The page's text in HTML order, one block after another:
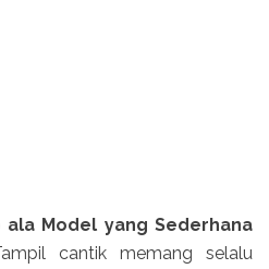
ala Model yang Sederhana
cantik memang selalu